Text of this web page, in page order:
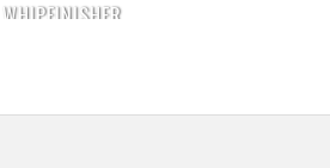
WHIPFINISHER